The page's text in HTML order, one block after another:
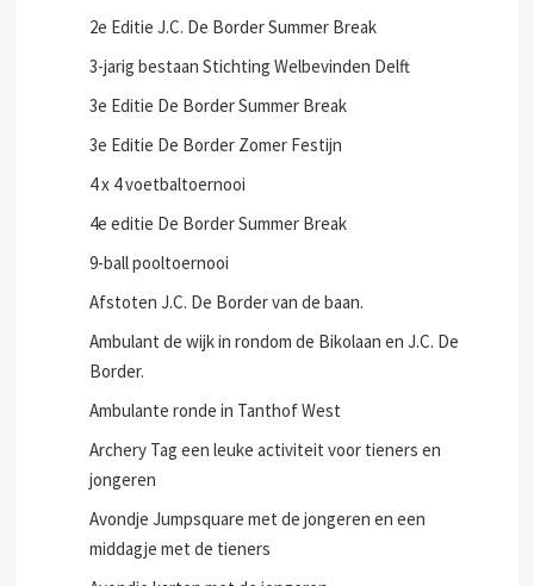
2e Editie J.C. De Border Summer Break
3-jarig bestaan Stichting Welbevinden Delft
3e Editie De Border Summer Break
3e Editie De Border Zomer Festijn
4 x 4 voetbaltoernooi
4e editie De Border Summer Break
9-ball pooltoernooi
Afstoten J.C. De Border van de baan.
Ambulant de wijk in rondom de Bikolaan en J.C. De
Border.
Ambulante ronde in Tanthof West
Archery Tag een leuke activiteit voor tieners en
jongeren
Avondje Jumpsquare met de jongeren en een
middagje met de tieners